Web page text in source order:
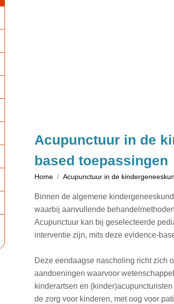
Acupunctuur in de
based toepassingen
Home Acupunctuur in de
Binnen de algemene
waarbij aanvullende
Acupunctuur kan bij geselecteerde
interventie zijn, mits deze evidence-
Deze eendaagse nascholing richt zich
aandoeningen waarvoor
kinderartsen en
de zorg voor kinderen, met oog voor